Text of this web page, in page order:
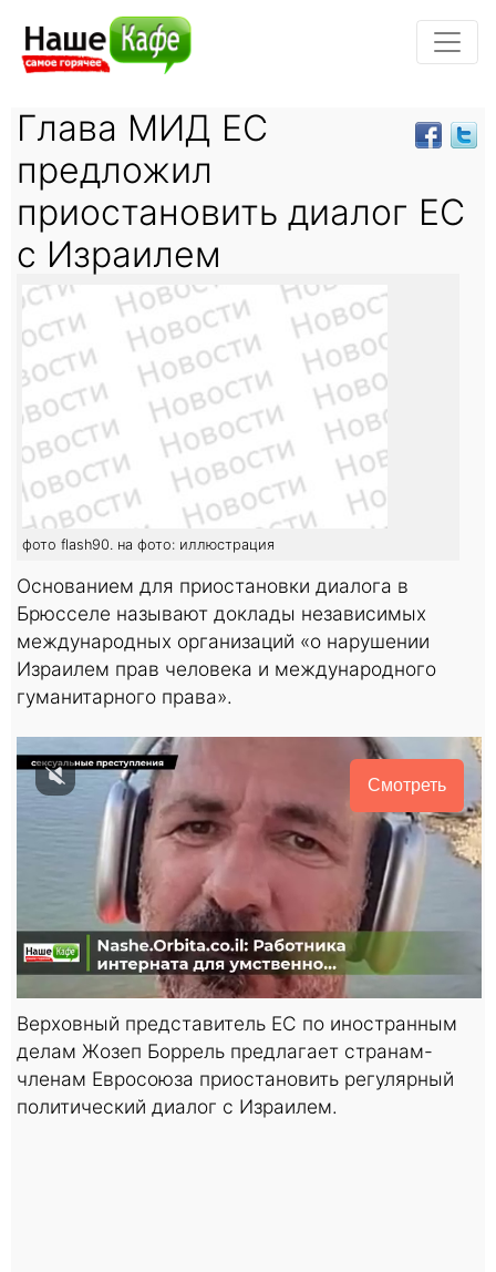
Глава МИД ЕС
предложил
приостановить диалог ЕС
с Израилем
фото flash90. на фото: иллюстрация
Основанием для приостановки диалога в
Брюсселе называют доклады независимых
международных организаций «о нарушении
Израилем прав человека и международного
гуманитарного права».
Смотреть
Верховный представитель ЕС по иностранным
делам Жозеп Боррель предлагает странам-
членам Евросоюза приостановить регулярный
политический диалог с Израилем.